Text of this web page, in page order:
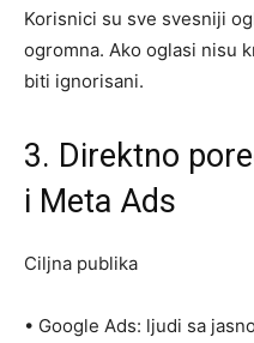
Korisnici su sve svesniji
ogromna. Ako oglasi nisu
biti ignorisani.
3. Direktno
i Meta Ads
Ciljna publika
• Google Ads: ljudi sa